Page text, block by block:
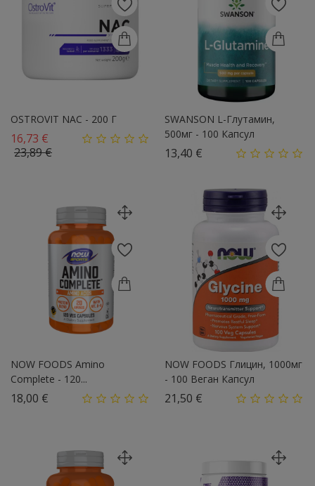
OSTROVIT NAC - 200 Г
16,73 € Базовая цена
23,89 €Цена
SWANSON L-Глутамин,
500мг - 100 Капсул
13,40 €
NOW FOODS Amino
Complete - 120...
18,00 €
NOW FOODS Глицин, 1000мг
- 100 Веган Капсул
21,50 €